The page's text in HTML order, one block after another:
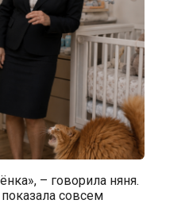
– говорила няня.
совсем